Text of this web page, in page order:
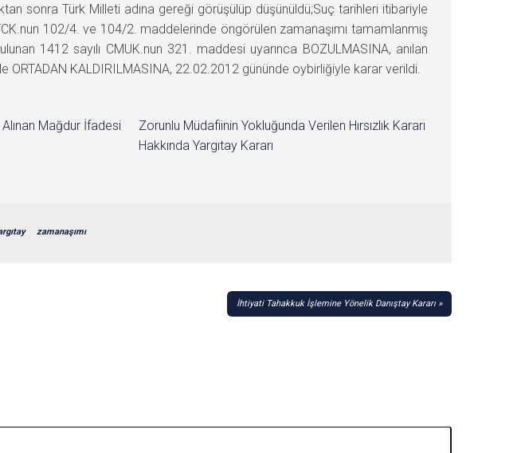
sonra Türk Milleti adına gereği görüşülüp düşünüldü;Suç tarihleri itibariyle
102/4. ve 104/2. maddelerinde öngörülen zamanaşımı tamamlanmış
1412 sayılı CMUK.nun 321. maddesi uyarınca BOZULMASINA, anılan
ORTADAN KALDIRILMASINA, 22.02.2012 gününde oybirliğiyle karar verildi.
Mağdur İfadesi
Zorunlu Müdafiinin Yokluğunda Verilen Hırsızlık Kararı
Hakkında Yargıtay Kararı
zamanaşımı
İhtiyati Tahakkuk İşlemine Yönelik Danıştay Kararı